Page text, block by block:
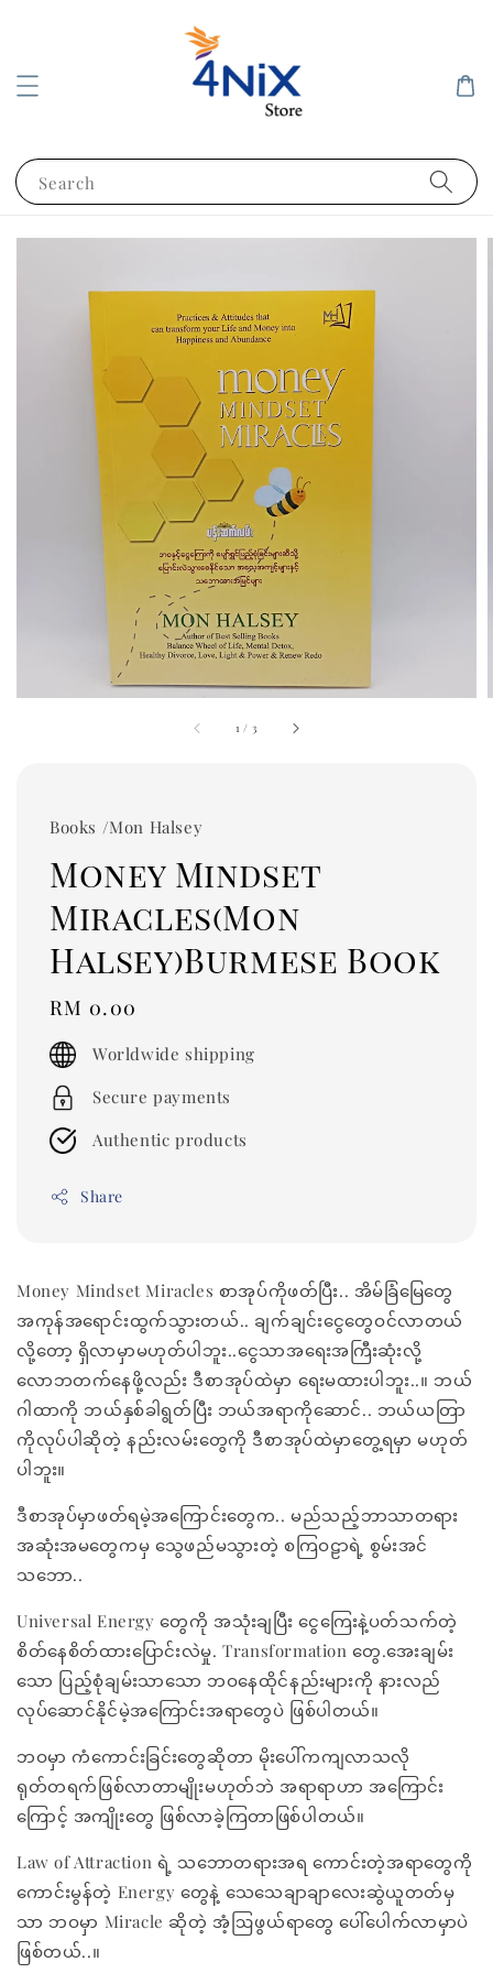
Search
1 / 3
Books /Mon Halsey
Money Mindset
Miracles(Mon
Halsey)Burmese Book
Regular
price
RM 0.00
Worldwide shipping
Secure payments
Authentic products
Share
Money Mindset Miracles စာအုပ်ကိုဖတ်ပြီး.. အိမ်ခြံမြေတွေ
အကုန်အရောင်းထွက်သွားတယ်.. ချက်ချင်းငွေတွေဝင်လာတယ်
လို့တော့ ရှိလာမှာမဟုတ်ပါဘူး..ငွေသာအရေးအကြီးဆုံးလို့
လောဘတက်နေဖို့လည်း ဒီစာအုပ်ထဲမှာ ရေးမထားပါဘူး..။ ဘယ်
ဂါထာကို ဘယ်နှစ်ခါရွတ်ပြီး ဘယ်အရာကိုဆောင်.. ဘယ်ယတြာ
ကိုလုပ်ပါဆိုတဲ့ နည်းလမ်းတွေကို ဒီစာအုပ်ထဲမှာတွေ့ရမှာ မဟုတ်
ပါဘူး။
ဒီစာအုပ်မှာဖတ်ရမဲ့အကြောင်းတွေက.. မည်သည့်ဘာသာတရား
အဆုံးအမတွေကမှ သွေဖည်မသွားတဲ့ စကြဝဠာရဲ့ စွမ်းအင်
သဘော..
Universal Energy တွေကို အသုံးချပြီး ငွေကြေးနဲ့ပတ်သက်တဲ့
စိတ်နေစိတ်ထားပြောင်းလဲမှု. Transformation တွေ.အေးချမ်း
သော ပြည့်စုံချမ်းသာသော ဘဝနေထိုင်နည်းများကို နားလည်
လုပ်ဆောင်နိုင်မဲ့အကြောင်းအရာတွေပဲ ဖြစ်ပါတယ်။
ဘဝမှာ ကံကောင်းခြင်းတွေဆိုတာ မိုးပေါ်ကကျလာသလို
ရုတ်တရက်ဖြစ်လာတာမျိုးမဟုတ်ဘဲ အရာရာဟာ အကြောင်း
ကြောင့် အကျိုးတွေ ဖြစ်လာခဲ့ကြတာဖြစ်ပါတယ်။
Law of Attraction ရဲ့ သဘောတရားအရ ကောင်းတဲ့အရာတွေကို
ကောင်းမွန်တဲ့ Energy တွေနဲ့ သေသေချာချာလေးဆွဲယူတတ်မှ
သာ ဘဝမှာ Miracle ဆိုတဲ့ အံ့ဩဖွယ်ရာတွေ ပေါ်ပေါက်လာမှာပဲ
ဖြစ်တယ်..။